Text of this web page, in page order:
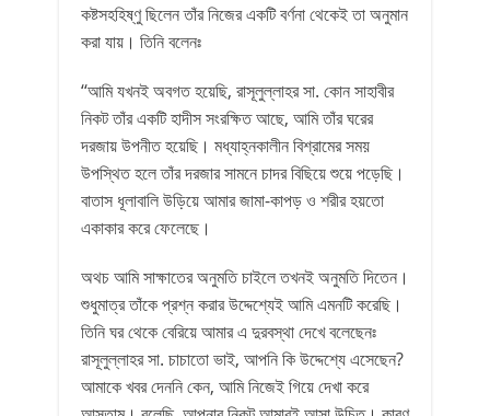
কষ্টসহহিষ্ণু ছিলেন তাঁর নিজের একটি বর্ণনা থেকেই তা অনুমান
করা যায়। তিনি বলেনঃ
‘‘আমি যখনই অবগত হয়েছি, রাসূলুল্লাহর সা. কোন সাহাবীর
নিকট তাঁর একটি হাদীস সংরক্ষিত আছে, আমি তাঁর ঘরের
দরজায় উপনীত হয়েছি। মধ্যাহ্নকালীন বিশ্রামের সময়
উপস্থিত হলে তাঁর দরজার সামনে চাদর বিছিয়ে শুয়ে পড়েছি।
বাতাস ধূলাবালি উড়িয়ে আমার জামা-কাপড় ও শরীর হয়তো
একাকার করে ফেলেছে।
অথচ আমি সাক্ষাতের অনুমতি চাইলে তখনই অনুমতি দিতেন।
শুধুমাত্র তাঁকে প্রশ্ন করার উদ্দেশ্যেই আমি এমনটি করেছি।
তিনি ঘর থেকে বেরিয়ে আমার এ দুরবস্থা দেখে বলেছেনঃ
রাসূলুল্লাহর সা. চাচাতো ভাই, আপনি কি উদ্দেশ্যে এসেছেন?
আমাকে খবর দেননি কেন, আমি নিজেই গিয়ে দেখা করে